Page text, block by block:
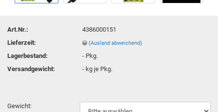
Art.Nr.:
4386000151
Lieferzeit:
(Ausland abweichend)
Lagerbestand: - Pkg.
Versandgewicht:
- kg je Pkg.
Gewicht: